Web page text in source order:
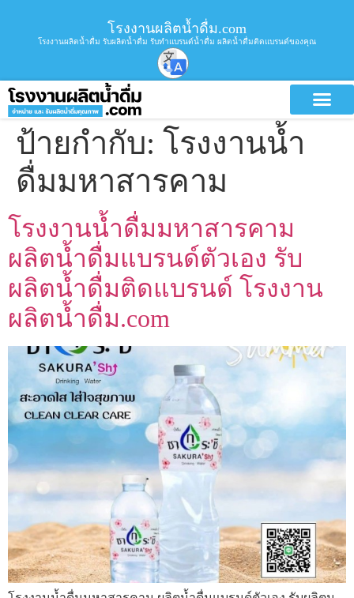
โรงงานผลิตน้ำดื่ม.com
โรงงานผลิตน้ำดื่ม รับผลิตน้ำดื่ม รับทำแบรนด์น้ำดื่ม ผลิตน้ำดื่มติดแบรนด์ของคุณ
ป้ายกำกับ: โรงงานน้ำ
ดื่มมหาสารคาม
โรงงานน้ำดื่มมหาสารคาม
ผลิตน้ำดื่มแบรนด์ตัวเอง รับ
ผลิตน้ำดื่มติดแบรนด์ โรงงาน
ผลิตน้ำดื่ม.com